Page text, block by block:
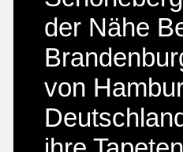
der Nähe
von